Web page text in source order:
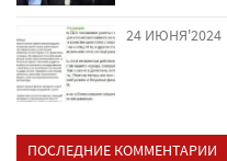
24 ИЮНЯ'2024
ПОСЛЕДНИЕ КОММЕНТАРИИ